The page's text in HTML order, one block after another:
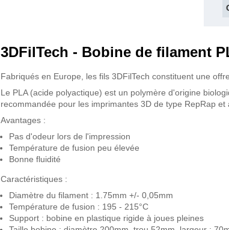
3DFilTech - Bobine de filament
Fabriqués en Europe, les fils 3DFilTech constituent une
Le PLA (acide polyactique) est un polymère d'origine
recommandée pour les imprimantes 3D de type RepRap et
Avantages :
Pas d'odeur lors de l'impression
Température de fusion peu élevée
Bonne fluidité
Caractéristiques :
Diamètre du filament : 1.75mm +/- 0,05mm
Température de fusion : 195 - 215°C
Support : bobine en plastique rigide à joues pleines